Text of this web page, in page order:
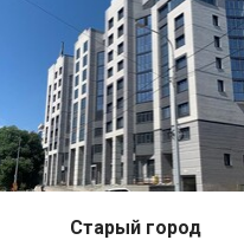
Старый город